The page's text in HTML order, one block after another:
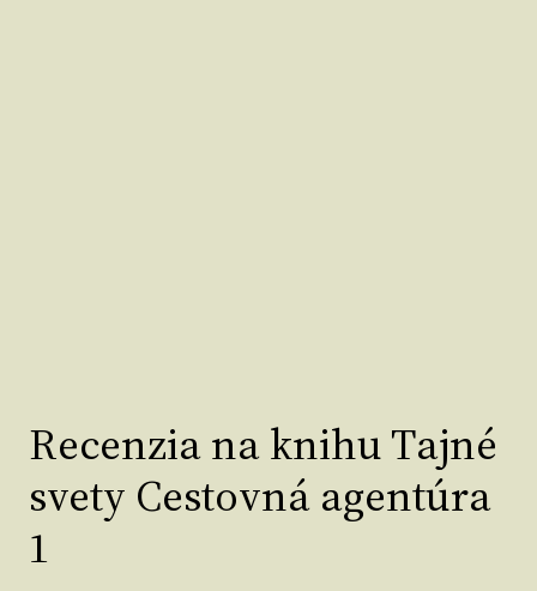
Recenzia na knihu Tajné
svety Cestovná agentúra
1